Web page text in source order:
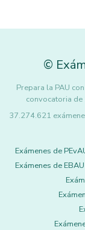
©
Prepara la PAU
convocatoria de
37.274.621
Exámenes de
Exámenes de